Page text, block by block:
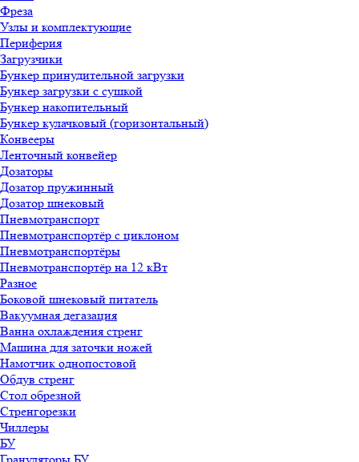
Фреза
Узлы и комплектующие
Периферия
Загрузчики
Бункер принудительной загрузки
Бункер загрузки с сушкой
Бункер накопительный
Бункер кулачковый (горизонтальный)
Конвееры
Ленточный конвейер
Дозаторы
Дозатор пружинный
Дозатор шнековый
Пневмотранспорт
Пневмотранспортёр с циклоном
Пневмотранспортёры
Пневмотранспортёр на 12 кВт
Разное
Боковой шнековый питатель
Вакуумная дегазация
Ванна охлаждения стренг
Машина для заточки ножей
Намотчик однопостовой
Обдув стренг
Стол обрезной
Стренгорезки
Чиллеры
БУ